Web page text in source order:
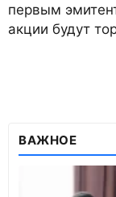
первым
акции будут
ВАЖНОЕ